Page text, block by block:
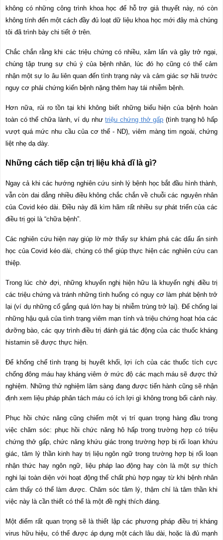
không có những công trình khoa học để hỗ trợ giả thuyết này, nó còn
không tính đến một cách đầy đủ loạt dữ liệu khoa học mới đây mà chúng
tôi đã trình bày chi tiết ở trên.
Chắc chắn rằng khi các triệu chứng có nhiều, xâm lấn và gây trở ngại,
chúng tập trung sự chú ý của bệnh nhân, lúc đó họ cũng có thể cảm
nhận một sự lo âu liên quan đến tình trạng này và cảm giác sợ hãi trước
nguy cơ phải chứng kiến bệnh nặng thêm hay tái nhiễm bệnh.
Hơn nữa, rủi ro tồn tại khi không biết những biểu hiện của bệnh hoàn
toàn có thể chữa lành, ví dụ nhưtriệu chứng thở gấp (tình trạng hô hấp
vượt quá mức nhu cầu của cơ thể - ND), viêm màng tim ngoài, chứng
liệt nhẹ dạ dày.
Những cách tiếp cận trị liệu khả dĩ là gì?
Ngay cả khi các hướng nghiên cứu sinh lý bệnh học bắt đầu hình thành,
vẫn còn dai dẳng nhiều điều không chắc chắn về chuỗi các nguyên nhân
của Covid kéo dài. Điều này đã kìm hãm rất nhiều sự phát triển của các
điều trị gọi là “chữa bệnh”.
Các nghiên cứu hiện nay giúp lờ mờ thấy sự khám phá các dấu ấn sinh
học của Covid kéo dài, chúng có thể giúp thực hiện các nghiên cứu can
thiệp.
Trong lúc chờ đợi, những khuyến nghị hiện hữu là khuyến nghị điều trị
các triệu chứng và tránh những tình huống có nguy cơ làm phát bệnh trở
lại (ví dụ những cố gắng quá lớn hay bị nhiễm trùng trở lại). Để chống lại
những hậu quả của tình trạng viêm mạn tính và triệu chứng hoạt hóa các
dưỡng bào,các quy trình điều trị đánh giá tác động của các thuốc kháng
histamin sẽ được thực hiện.
Để khống chế tình trạng bị huyết khối, lợi ích của các thuốc tích cực
chống đông máu hay kháng viêm ở mức độ các mạch máu sẽ được thử
nghiệm. Những thử nghiệm lâm sàng đang được tiến hành cũng sẽ nhận
định xem liệu pháp phân tách máu có ích lợi gì không trong bối cảnh này.
Phục hồi chức năng cũng chiếm một vị trí quan trọng hàng đầu trong
việc chăm sóc: phục hồi chức năng hô hấp trong trường hợp có triệu
chứng thở gấp, chức năng khứu giác trong trường hợp bị rối loạn khứu
giác, tâm lý thần kinh hay trị liệu ngôn ngữ trong trường hợp bị rối loạn
nhận thức hay ngôn ngữ, liệu pháp lao động hay còn là một sự thích
nghi lại toàn diện với hoạt động thể chất phù hợp ngay từ khi bệnh nhân
cảm thấy có thể làm được. Chăm sóc tâm lý, thậm chí là tâm thần khi
việc này là cần thiết có thể là một đề nghị thích đáng.
Một điểm rất quan trọng sẽ là thiết lập các phương pháp điều trị kháng
virus hữu hiệu, có thể được áp dụng một cách lâu dài, hoặc là đủ mạnh